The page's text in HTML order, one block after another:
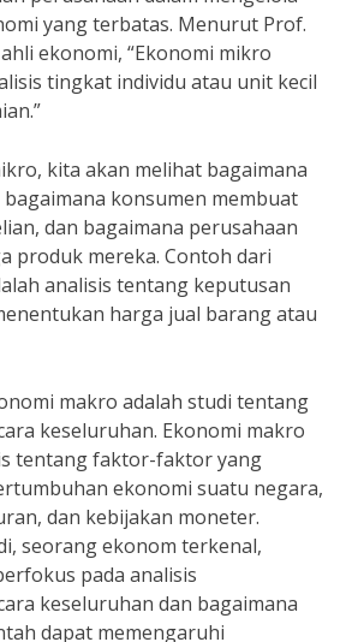
yang terbatas. Menurut Prof.
ekonomi, “Ekonomi mikro
tingkat individu atau unit kecil
kita akan melihat bagaimana
konsumen membuat
dan bagaimana perusahaan
produk mereka. Contoh dari
analisis tentang keputusan
harga jual barang atau
makro adalah studi tentang
keseluruhan. Ekonomi makro
tentang faktor-faktor yang
ekonomi suatu negara,
dan kebijakan moneter.
seorang ekonom terkenal,
pada analisis
keseluruhan dan bagaimana
dapat memengaruhi